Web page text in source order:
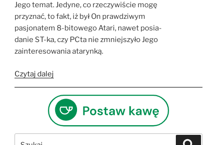
Jego temat. Jedyne, co rzeczywiście mogę
przyznać, to fakt, iż był On prawdziwym
pasjonatem 8-bitowego Atari, nawet posia-
danie ST-ka, czy PCta nie zmniejszyło Jego
zainteresowania atarynką.
Czytaj dalej
–
Krzysztof
Kubeczko”